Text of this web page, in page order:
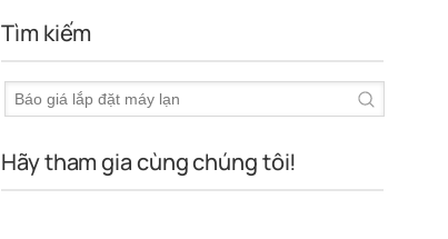
Tìm kiếm
Hãy tham gia cùng chúng tôi!